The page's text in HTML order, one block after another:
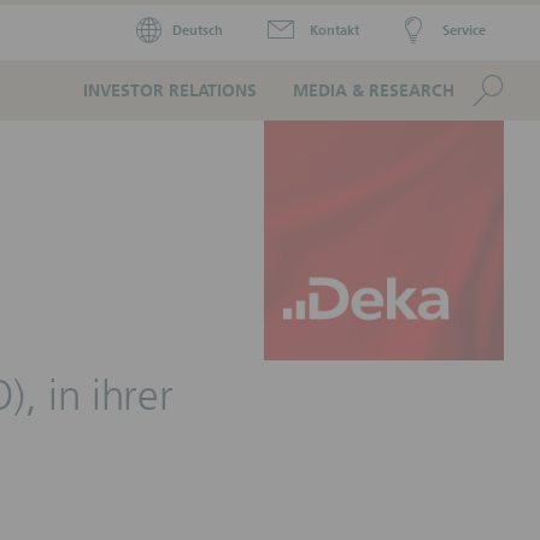
Deutsch Kontakt Service
INVESTOR RELATIONS MEDIA & RESEARCH
in ihrer